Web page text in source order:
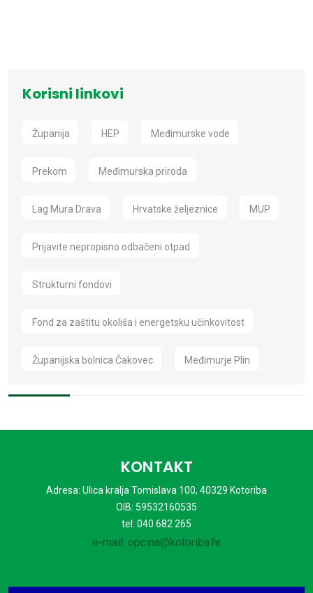
Korisni linkovi
Županija HEP Međimurske vode
Prekom Međimurska priroda
Lag Mura Drava Hrvatske željeznice MUP
Prijavite nepropisno odbačeni otpad
Strukturni fondovi
Fond za zaštitu okoliša i energetsku učinkovitost
Županijska bolnica Čakovec Međimurje Plin
KONTAKT
Adresa: Ulica kralja Tomislava 100, 40329 Kotoriba
OIB: 59532160535
tel: 040 682 265
e-mail: opcina@kotoriba.hr